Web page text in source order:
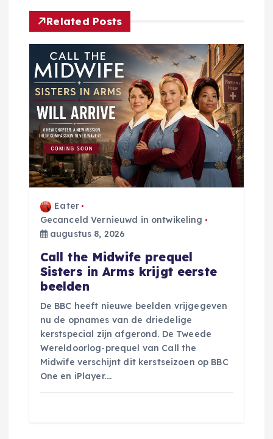
c
h
n
a
v
Related Posts
Eater
Gecanceld Vernieuwd in ontwikeling
augustus 8, 2026
Call the Midwife prequel
Sisters in Arms krijgt eerste
beelden
De BBC heeft nieuwe beelden vrijgegeven
nu de opnames van de driedelige
kerstspecial zijn afgerond. De Tweede
Wereldoorlog-prequel van Call the
Midwife verschijnt dit kerstseizoen op BBC
One en iPlayer.…